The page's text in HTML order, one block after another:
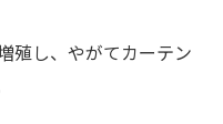
殖し、やがてカーテン